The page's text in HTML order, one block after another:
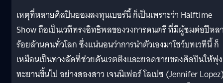
เหตุที่หลายศิลปินยอมลงทุนเบอร์นี้ ก็เป็นเพราะว่า Halftime
Show ถือเป็นเวทีทรงอิทธิพลของวงการดนตรี ที่มีผู้ชมต่อปีหล
ร้อยล้านคนทั่วโลก ซึ่งแน่นอนว่าการนำตัวเองมาโชว์บทเวทีนี้ ก็
เหมือนเป็นทางลัดที่ช่วยดันเรตติงและยอดขายของศิลปินให้พุ่ง
ทะยานขึ้นไป อย่างสองสาว เจนนิเฟอร์ โลเปซ (Jennifer